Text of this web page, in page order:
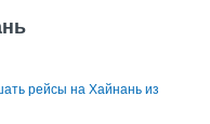
рейсы на Хайнань из